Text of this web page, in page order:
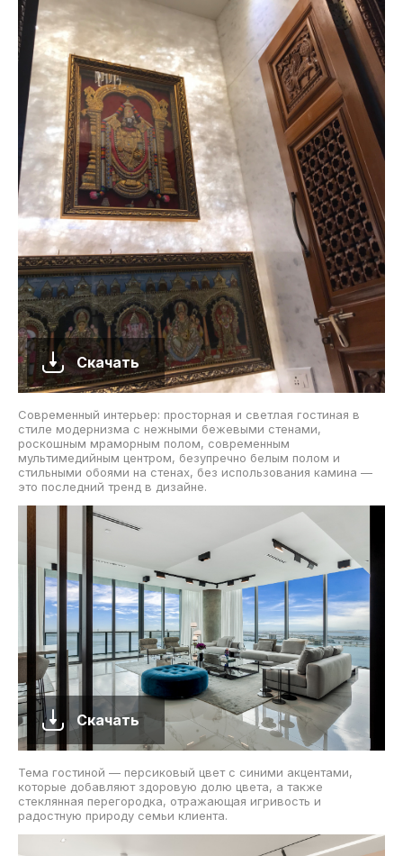
Скачать
Современный интерьер: просторная и светлая гостиная в
стиле модернизма с нежными бежевыми стенами,
роскошным мраморным полом, современным
мультимедийным центром, безупречно белым полом и
стильными обоями на стенах, без использования камина —
это последний тренд в дизайне.
Скачать
Тема гостиной — персиковый цвет с синими акцентами,
которые добавляют здоровую долю цвета, а также
стеклянная перегородка, отражающая игривость и
радостную природу семьи клиента.